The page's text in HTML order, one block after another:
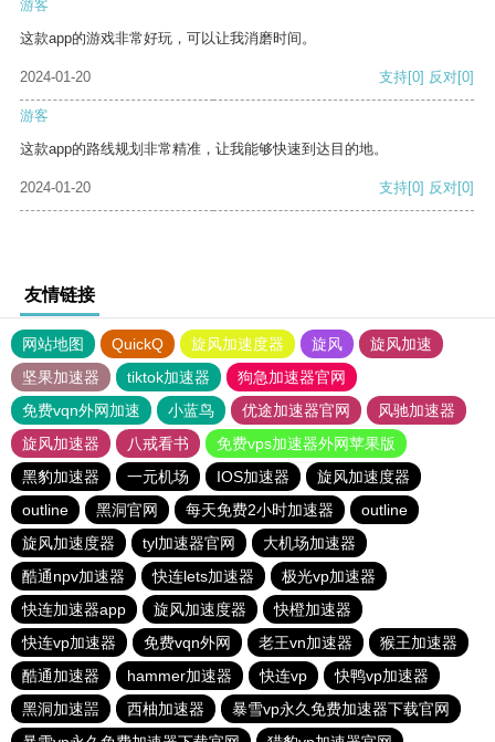
游客
这款app的游戏非常好玩，可以让我消磨时间。
2024-01-20 支持[0] 反对[0]
游客
这款app的路线规划非常精准，让我能够快速到达目的地。
2024-01-20 支持[0] 反对[0]
友情链接
网站地图 QuickQ 旋风加速度器 旋风
旋风加速
坚果加速器
tiktok加速器
狗急加速器官网
免费vqn外网加速
小蓝鸟 优途加速器官网
风驰加速器
旋风加速器
八戒看书
免费vps加速器外网苹果版
黑豹加速器
一元机场 IOS加速器
旋风加速度器
outline
黑洞官网 每天免费2小时加速器
outline
旋风加速度器
tyl加速器官网
大机场加速器
酷通npv加速器
快连lets加速器
极光vp加速器
快连加速器app
旋风加速度器
快橙加速器
快连vp加速器
免费vqn外网 老王vn加速器
猴王加速器
酷通加速器
hammer加速器 快连vp
快鸭vp加速器
黑洞加速噐
西柚加速器
暴雪vp永久免费加速器下载官网